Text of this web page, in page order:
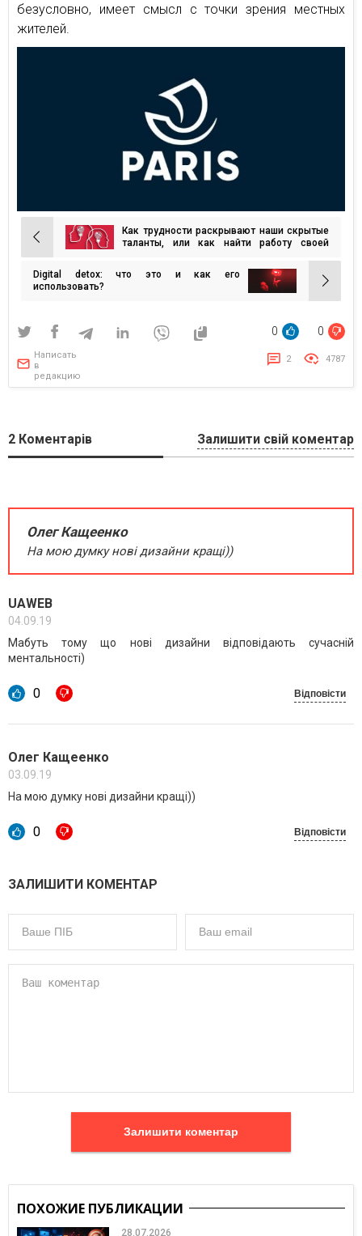
безусловно, имеет смысл с точки зрения местных
жителей.
Навигация
по
записям
Как трудности раскрывают наши скрытые
таланты, или как найти работу своей
Digital detox: что это и как его
использовать?
0 0
Написать
в
редакцию
2 4787
2 Коментарів Залишити свій коментар
Олег Кащеенко
На мою думку нові дизайни кращі))
UAWEB
04.09.19
Мабуть тому що нові дизайни відповідають сучасній
ментальності)
0 Відповісти
Олег Кащеенко
03.09.19
На мою думку нові дизайни кращі))
0 Відповісти
ЗАЛИШИТИ КОМЕНТАР
Залишити коментар
ПОХОЖИЕ ПУБЛИКАЦИИ
28.07.2026